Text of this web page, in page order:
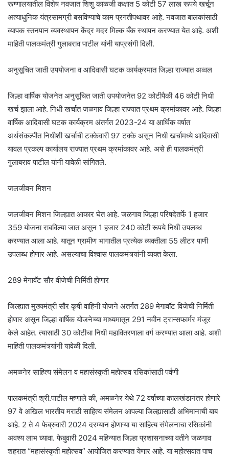
रूग्णालयातील विशेष नवजात शिशु काळजी कक्षात 5 कोटी 57 लाख रूपये खर्चून
अत्याधुनिक यंत्रसामग्री बसविण्याचे काम प्रगतीपथावर आहे. नवजात बालकांसाठी
व्यापक स्तनपान व्यवस्थापन केंद्र मदर मिल्क बँक स्थापन करण्यात येत आहे. अशी
माह‍िती पालकमंत्री गुलाबराव पाटील यांनी याप्रसंगी द‍िली.
अनुसूच‍ित जाती उपयोजना व आद‍िवासी घटक कार्यक्रमात ज‍िल्हा राज्यात अव्वल
जिल्हा वार्ष‍िक योजनेत अनुसूचित जाती उपयोजनेत 92 कोटीपैकी 46 कोटी निधी
खर्च झाला आहे. निधी खर्चात जळगाव जिल्हा राज्यात प्रथम क्रमांकावर आहे. जिल्हा
वार्ष‍िक आदिवासी घटक कार्यक्रम अंतर्गत 2023-24 या आर्थ‍िक वर्षात
अर्थसंकल्पीत निधीशी खर्चाची टक्केवारी 97 टक्के असून निधी खर्चामध्ये आदिवासी
यावल प्रकल्प कार्यालय राज्यात प्रथम क्रमांकावर आहे. असे ही पालकमंत्री
गुलाबराव पाटील यांनी यावेळी सांगितले.
जलजीवन म‍िशन
जलजीवन मिशन जिल्ह्यात आकार घेत आहे. जळगाव जिल्हा परिषदेतर्फे 1 हजार
359 योजना राबविल्या जात असून 1 हजार 240 कोटी रूपये निधी उपलब्ध
करण्यात आला आहे. यातून ग्रामीण भागातील प्रत्येक व्यक्तीला 55 लीटर पाणी
उपलब्ध होणार आहे. असल्याचा व‍िश्वास पालकमंत्र्यांनी व्यक्त केला.
289 मेगावॅट सौर वीजेची निर्मिती होणार
जिल्ह्यात मुख्यमंत्री सौर कृषी वाहिनी योजने अंतर्गत 289 मेगावॉट विजेची निर्मिती
होणार असून जिल्हा वार्षिक योजनेच्या माध्यमातून 291 नवीन ट्रान्सफार्मर मंजूर
केले आहेत. त्यासाठी 30 कोटीचा निधी महावितरणाला वर्ग करण्यात आला आहे. अशी
माह‍िती पालकमंत्र्यांनी यावेळी द‍िली.
अमळनेर साहित्य संमेलन व महासंस्कृती महोत्सव रस‍िकांसाठी पर्वणी
पालकमंत्री श्री.पाटील म्हणाले की, अमळनेर येथे 72 वर्षाच्या कालखंडानंतर होणारे
97 वे अखिल भारतीय मराठी साहित्य संमेलन आपल्या जिल्ह्यासाठी अभिमानाची बाब
आहे. 2 ते 4 फेब्रुवारी 2024 दरम्यान होणाऱ्या या साहित्य संमेलनाचा रसिकांनी
अवश्य लाभ घ्यावा. फेबुवारी 2024 महिन्यात जिल्हा प्रशासनाच्या वतीने जळगाव
शहरात “महासंस्कृती महोत्सव” आयोजित करण्यात येणार आहे. या महोत्सवात पाच